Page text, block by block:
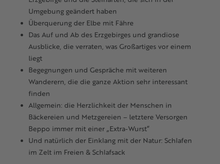
Umgebung geändert haben
Überquerung der Elbe mit Fähre
Das Auf und Ab des Erzgebirges und grandiose
Ausblicke, die verraten, was Großartiges vor einem
liegt
Begegnungen und Gespräche mit weiteren
Wanderern, die die ganze Aktion sehr interessant
finden
Allgemein: die Herzlichkeit der Menschen in
Bäckereien und Metzgereien – letztere Versorgen
Beppo immer mit einer „Extra-Wurst“
Und natürlich der Einklang mit der Natur: Schlafen
im Zelt im Freien & Schlafsack